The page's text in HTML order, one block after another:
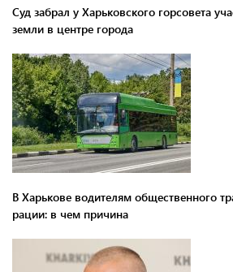
Суд забрал у Харьковского горсовета
земли в центре города
В Харькове водителям общественного
рации: в чем причина